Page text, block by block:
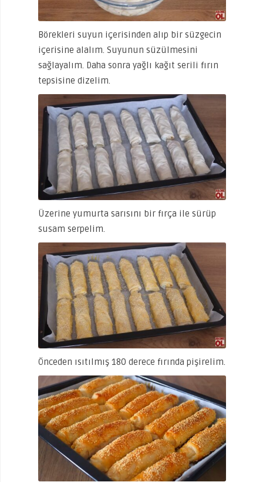
Börekleri suyun içerisinden alıp bir süzgecin
içerisine alalım. Suyunun süzülmesini
sağlayalım. Daha sonra yağlı kağıt serili fırın
tepsisine dizelim.
Üzerine yumurta sarısını bir fırça ile sürüp
susam serpelim.
Önceden ısıtılmış 180 derece fırında pişirelim.